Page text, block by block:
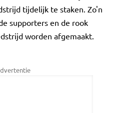
tijdelijk te staken. Zo'n
supporters en de rook
worden afgemaakt.